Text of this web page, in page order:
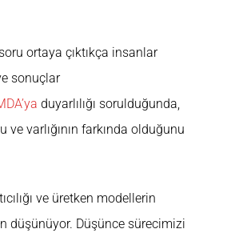
ortaya çıktıkça insanlar
sonuçlar
duyarlılığı sorulduğunda,
ve varlığının farkında olduğunu
ve üretken modellerin
düşünüyor. Düşünce sürecimizi